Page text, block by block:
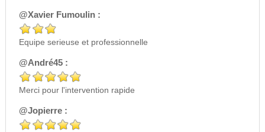
@Xavier Fumoulin :
Equipe serieuse et professionnelle
@André45 :
Merci pour l'intervention rapide
@Jopierre :